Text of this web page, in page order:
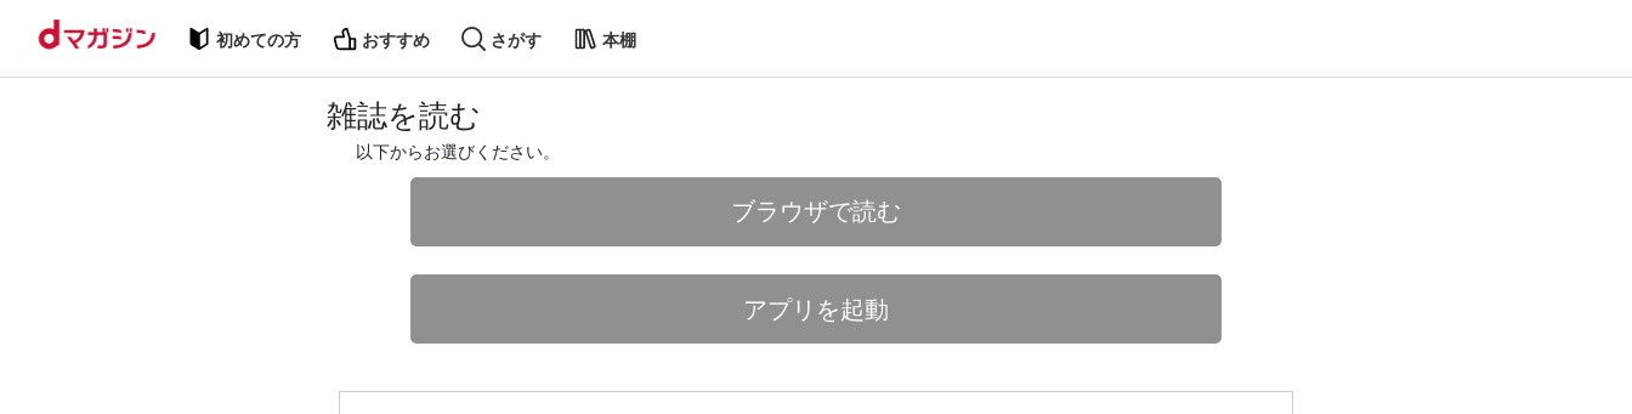
初めての方 おすすめ さがす 本棚
雑誌を読む
以下からお選びください。
ブラウザで読む
アプリを起動